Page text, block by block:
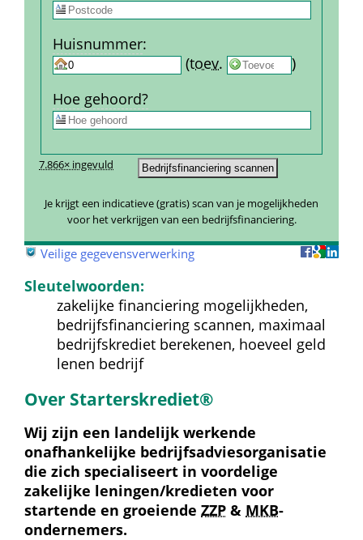
7.866× ingevuld
Je krijgt een indicatieve (gratis) scan van je mogelijkheden
voor het verkrijgen van een bedrijfsfinanciering.
Huis­nummer:
(toev.
)
Hoe gehoord?
Veilige gegevensverwerking
Sleutelwoorden:
zakelijke financiering mogelijkheden,
bedrijfsfinanciering scannen, maximaal
bedrijfskrediet berekenen, hoeveel geld
lenen bedrijf
Over Starterskrediet®
Wij zijn een landelijk werkende
onafhankelijke bedrijfs­advies­organisatie
die zich specialiseert in voordelige
zakelijke leningen/kredieten voor
startende en groeiende ZZP & MKB-
ondernemers.